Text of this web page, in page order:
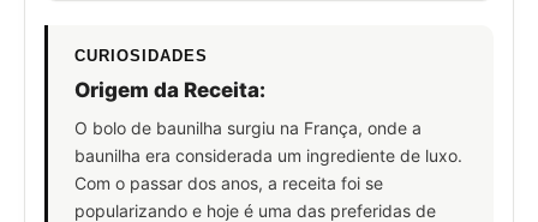
CURIOSIDADES
Origem da Receita:
O bolo de baunilha surgiu na França, onde a
baunilha era considerada um ingrediente de luxo.
Com o passar dos anos, a receita foi se
popularizando e hoje é uma das preferidas de